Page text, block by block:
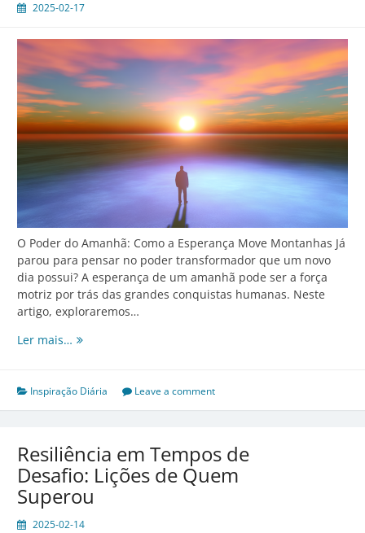
2025-02-17
O Poder do Amanhã: Como a Esperança Move Montanhas Já
parou para pensar no poder transformador que um novo
dia possui? A esperança de um amanhã pode ser a força
motriz por trás das grandes conquistas humanas. Neste
artigo, exploraremos…
Ler mais… O
Amanhã:
Como
Move
Montanhas
Inspiração Diária Leave a comment
Resiliência em Tempos de
Desafio: Lições de Quem
Superou
2025-02-14